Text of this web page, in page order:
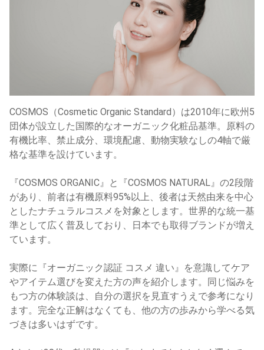
COSMOS（Cosmetic Organic Standard）は2010年に欧州5
団体が設立した国際的なオーガニック化粧品基準。原料の
有機比率、禁止成分、環境配慮、動物実験なしの4軸で厳
格な基準を設けています。
『COSMOS ORGANIC』と『COSMOS NATURAL』の2段階
があり、前者は有機原料95%以上、後者は天然由来を中心
としたナチュラルコスメを対象とします。世界的な統一基
準として広く普及しており、日本でも取得ブランドが増え
ています。
実際に『オーガニック認証 コスメ 違い』を意識してケア
やアイテム選びを変えた方の声を紹介します。同じ悩みを
もつ方の体験談は、自分の選択を見直すうえで参考になり
ます。完全な正解はなくても、他の方の歩みから学べる気
づきは多いはずです。